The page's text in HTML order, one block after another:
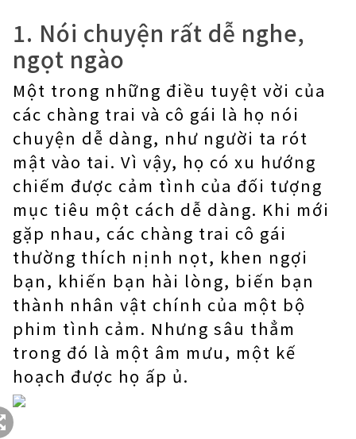
1. Nói chuyện rất dễ nghe,
ngọt ngào
Một trong những điều tuyệt vời của
các chàng trai và cô gái là họ nói
chuyện dễ dàng, như người ta rót
mật vào tai. Vì vậy, họ có xu hướng
chiếm được cảm tình của đối tượng
mục tiêu một cách dễ dàng. Khi mới
gặp nhau, các chàng trai cô gái
thường thích nịnh nọt, khen ngợi
bạn, khiến bạn hài lòng, biến bạn
thành nhân vật chính của một bộ
phim tình cảm. Nhưng sâu thẳm
trong đó là một âm mưu, một kế
hoạch được họ ấp ủ.